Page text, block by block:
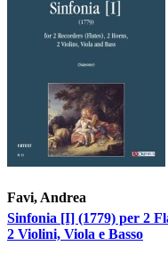
Favi, Andrea
Sinfonia [I] (1779) per 2
2 Violini, Viola e Basso